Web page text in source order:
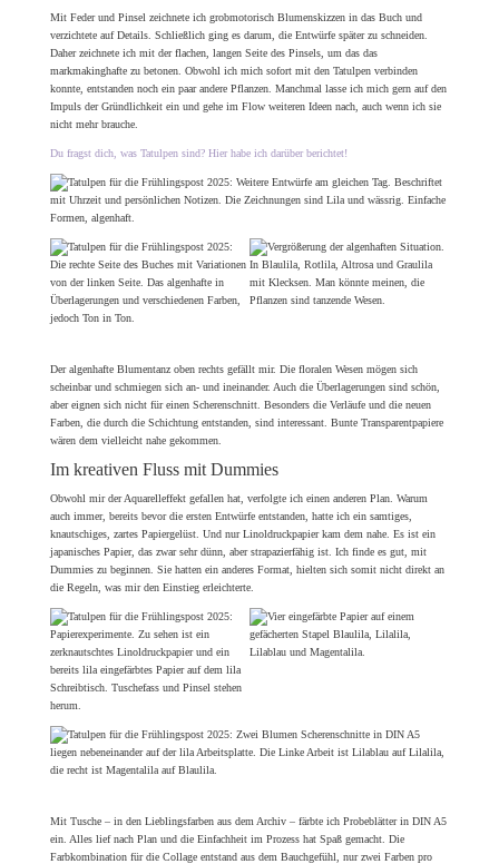
Mit Feder und Pinsel zeichnete ich grobmotorisch Blumenskizzen in das Buch und
verzichtete auf Details. Schließlich ging es darum, die Entwürfe später zu schneiden.
Daher zeichnete ich mit der flachen, langen Seite des Pinsels, um das das
markmakinghafte zu betonen. Obwohl ich mich sofort mit den Tatulpen verbinden
konnte, entstanden noch ein paar andere Pflanzen. Manchmal lasse ich mich gern auf den
Impuls der Gründlichkeit ein und gehe im Flow weiteren Ideen nach, auch wenn ich sie
nicht mehr brauche.
Du fragst dich, was Tatulpen sind? Hier habe ich darüber berichtet!
Der algenhafte Blumentanz oben rechts gefällt mir. Die floralen Wesen mögen sich
scheinbar und schmiegen sich an- und ineinander. Auch die Überlagerungen sind schön,
aber eignen sich nicht für einen Scherenschnitt. Besonders die Verläufe und die neuen
Farben, die durch die Schichtung entstanden, sind interessant. Bunte Transparentpapiere
wären dem vielleicht nahe gekommen.
Im kreativen Fluss mit Dummies
Obwohl mir der Aquarelleffekt gefallen hat, verfolgte ich einen anderen Plan. Warum
auch immer, bereits bevor die ersten Entwürfe entstanden, hatte ich ein samtiges,
knautschiges, zartes Papiergelüst. Und nur Linoldruckpapier kam dem nahe. Es ist ein
japanisches Papier, das zwar sehr dünn, aber strapazierfähig ist. Ich finde es gut, mit
Dummies zu beginnen. Sie hatten ein anderes Format, hielten sich somit nicht direkt an
die Regeln, was mir den Einstieg erleichterte.
Mit Tusche – in den Lieblingsfarben aus dem Archiv – färbte ich Probeblätter in DIN A5
ein. Alles lief nach Plan und die Einfachheit im Prozess hat Spaß gemacht. Die
Farbkombination für die Collage entstand aus dem Bauchgefühl, nur zwei Farben pro